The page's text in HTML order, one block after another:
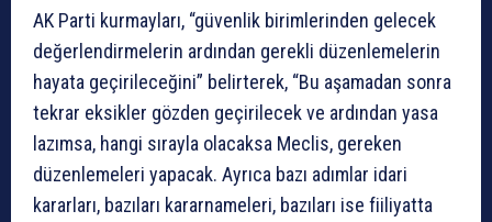
AK Parti kurmayları, “güvenlik birimlerinden gelecek
değerlendirmelerin ardından gerekli düzenlemelerin
hayata geçirileceğini” belirterek, “Bu aşamadan sonra
tekrar eksikler gözden geçirilecek ve ardından yasa
lazımsa, hangi sırayla olacaksa Meclis, gereken
düzenlemeleri yapacak. Ayrıca bazı adımlar idari
kararları, bazıları kararnameleri, bazıları ise fiiliyatta